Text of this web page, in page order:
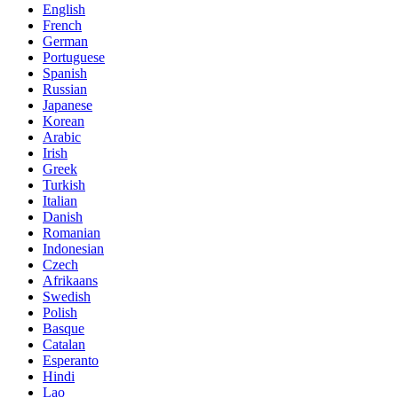
English
French
German
Portuguese
Spanish
Russian
Japanese
Korean
Arabic
Irish
Greek
Turkish
Italian
Danish
Romanian
Indonesian
Czech
Afrikaans
Swedish
Polish
Basque
Catalan
Esperanto
Hindi
Lao